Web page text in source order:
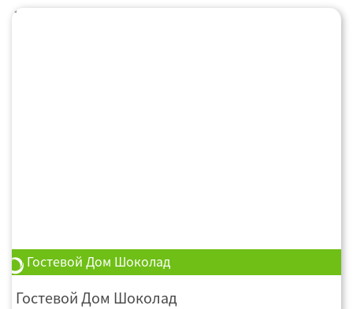
Гостевой Дом Шоколад
Гостевой Дом Шоколад